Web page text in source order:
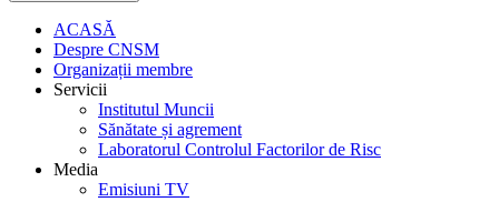
ACASĂ
Despre CNSM
Organizații membre
Servicii
Institutul Muncii
Sănătate și agrement
Laboratorul Controlul Factorilor de Risc
Media
Emisiuni TV